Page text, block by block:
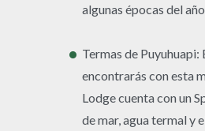
algunas épocas del año.
Termas de Puyuhuapi:
encontrarás con esta
Lodge cuenta con un
de mar, agua termal y